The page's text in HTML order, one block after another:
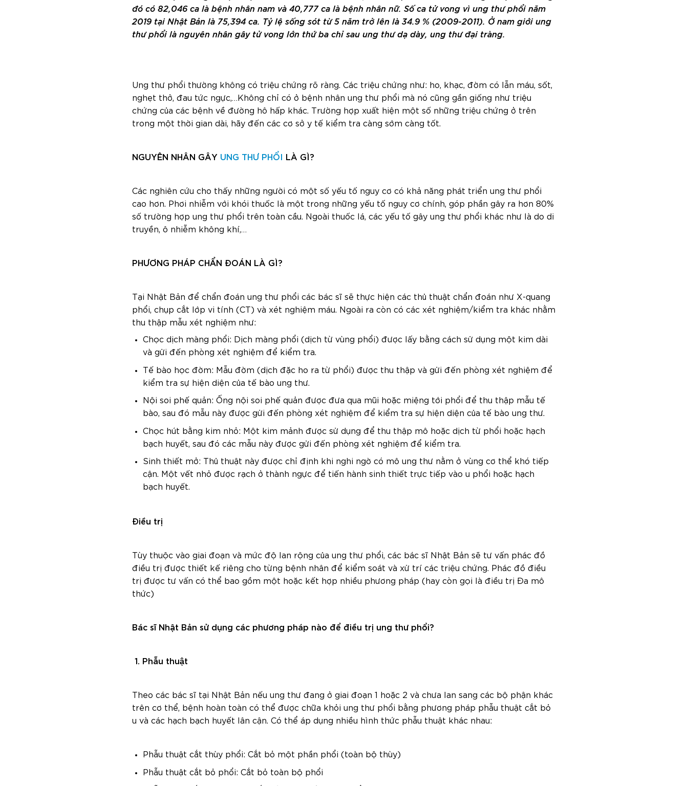
đó có 82,046 ca là bệnh nhân nam và 40,777 ca là bệnh nhân nữ. Số ca tử vong vì ung thư phổi năm
2019 tại Nhật Bản là 75,394 ca. Tỷ lệ sống sót từ 5 năm trở lên là 34.9 % (2009-2011). Ở nam giới ung
thư phổi là nguyên nhân gây tử vong lớn thứ ba chỉ sau ung thư dạ dày, ung thư đại tràng.
Ung thư phổi thường không có triệu chứng rõ ràng. Các triệu chứng như: ho, khạc, đờm có lẫn máu, sốt,
nghẹt thở, đau tức ngực,…Không chỉ có ở bệnh nhân ung thư phổi mà nó cũng gần giống như triệu
chứng của các bệnh về đường hô hấp khác. Trường hợp xuất hiện một số những triệu chứng ở trên
trong một thời gian dài, hãy đến các cơ sở y tế kiểm tra càng sớm càng tốt.
NGUYÊN NHÂN GÂY UNG THƯ PHỔI LÀ GÌ?
Các nghiên cứu cho thấy những người có một số yếu tố nguy cơ có khả năng phát triển ung thư phổi
cao hơn. Phơi nhiễm với khói thuốc là một trong những yếu tố nguy cơ chính, góp phần gây ra hơn 80%
số trường hợp ung thư phổi trên toàn cầu. Ngoài thuốc lá, các yếu tố gây ung thư phổi khác như là do di
truyền, ô nhiễm không khí,…
PHƯƠNG PHÁP CHẨN ĐOÁN LÀ GÌ?
Tại Nhật Bản để chẩn đoán ung thư phổi các bác sĩ sẽ thực hiện các thủ thuật chẩn đoán như X-quang
phổi, chụp cắt lớp vi tính (CT) và xét nghiệm máu. Ngoài ra còn có các xét nghiệm/kiểm tra khác nhằm
thu thập mẫu xét nghiệm như:
Chọc dịch màng phổi: Dịch màng phổi (dịch từ vùng phổi) được lấy bằng cách sử dụng một kim dài
và gửi đến phòng xét nghiệm để kiểm tra.
Tế bào học đờm: Mẫu đờm (dịch đặc ho ra từ phổi) được thu thập và gửi đến phòng xét nghiệm để
kiểm tra sự hiện diện của tế bào ung thư.
Nội soi phế quản: Ống nội soi phế quản được đưa qua mũi hoặc miệng tới phổi để thu thập mẫu tế
bào, sau đó mẫu này được gửi đến phòng xét nghiệm để kiểm tra sự hiện diện của tế bào ung thư.
Chọc hút bằng kim nhỏ: Một kim mảnh được sử dụng để thu thập mô hoặc dịch từ phổi hoặc hạch
bạch huyết, sau đó các mẫu này được gửi đến phòng xét nghiệm để kiểm tra.
Sinh thiết mở: Thủ thuật này được chỉ định khi nghi ngờ có mô ung thư nằm ở vùng cơ thể khó tiếp
cận. Một vết nhỏ được rạch ở thành ngực để tiến hành sinh thiết trực tiếp vào u phổi hoặc hạch
bạch huyết.
Điều trị
Tùy thuộc vào giai đoạn và mức độ lan rộng của ung thư phổi, các bác sĩ Nhật Bản sẽ tư vấn phác đồ
điều trị được thiết kế riêng cho từng bệnh nhân để kiểm soát và xử trí các triệu chứng. Phác đồ điều
trị được tư vấn có thể bao gồm một hoặc kết hợp nhiều phương pháp (hay còn gọi là điều trị Đa mô
thức)
Bác sĩ Nhật Bản sử dụng các phương pháp nào để điều trị ung thư phổi?
1. Phẫu thuật
Theo các bác sĩ tại Nhật Bản nếu ung thư đang ở giai đoạn 1 hoặc 2 và chưa lan sang các bộ phận khác
trên cơ thể, bệnh hoàn toàn có thể được chữa khỏi ung thư phổi bằng phương pháp phẫu thuật cắt bỏ
u và các hạch bạch huyết lân cận. Có thể áp dụng nhiều hình thức phẫu thuật khác nhau:
Phẫu thuật cắt thùy phổi: Cắt bỏ một phần phổi (toàn bộ thùy)
Phẫu thuật cắt bỏ phổi: Cắt bỏ toàn bộ phổi